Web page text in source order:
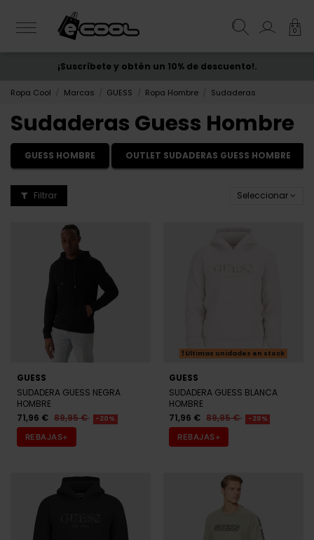
0
ENVÍO GRATIS desde 50€
¡Suscríbete y obtén un 10% de descuento!.
Ropa Cool Marcas GUESS Ropa Hombre Sudaderas
Sudaderas Guess Hombre
GUESS HOMBRE OUTLET SUDADERAS GUESS HOMBRE
Filtrar Seleccionar
GUESS
SUDADERA GUESS NEGRA
HOMBRE
71,96 € 89,95 € -20%
REBAJAS+
Últimas unidades en stock
GUESS
SUDADERA GUESS BLANCA
HOMBRE
71,96 € 89,95 € -20%
REBAJAS+